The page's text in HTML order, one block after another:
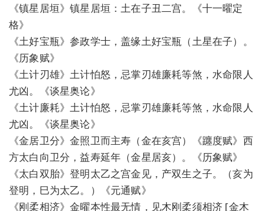
《镇星居垣》镇星居垣：土在子丑二宫。《十一曜定
格》
《土好宝瓶》参政学士，盖缘土好宝瓶（土星在子）。
《历象赋》
《土计刃雄》土计怕怒，忌掌刃雄廉耗等煞，水命限人
尤凶。《谈星奥论》
《土计廉耗》土计怕怒，忌掌刃雄廉耗等煞，水命限人
尤凶。《谈星奥论》
《金居卫分》金照卫而主寿（金在亥宫）《躔度赋》西
方太白向卫分，益寿延年（金星居亥）。《历象赋》
《太白双胎》登明太乙之宫金见，产双生之子。（亥为
登明，巳为太乙。）《元通赋》
《刚柔相济》金曜本性最无情，见木刚柔须相济 [金木